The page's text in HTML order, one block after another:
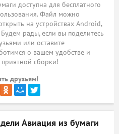
доступна для бесплатного
Файл можно
на устройствах Android,
рады, если вы поделитесь
или оставите
о вашем удобстве и
сборки!
друзьям!
Авиация из бумаги